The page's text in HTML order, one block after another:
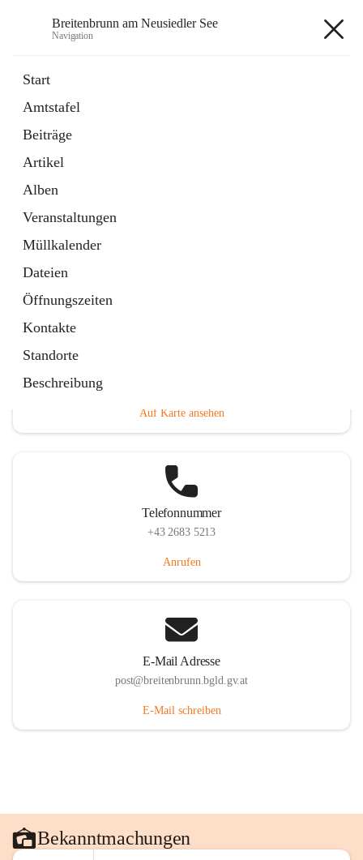
Breitenbrunn am Neusiedler See
Navigation
Start
Amtstafel
Beiträge
Artikel
Alben
Veranstaltungen
Müllkalender
Dateien
Öffnungszeiten
Kontakte
Standorte
Beschreibung
18 Schnellzugriffe
Gemeindeservice
Auf Karte ansehen
Telefonnummer
+43 2683 5213
Anrufen
E-Mail Adresse
post@breitenbrunn.bgld.gv.at
E-Mail schreiben
Bekanntmachungen